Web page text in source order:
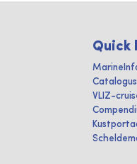
Quick
VLIZ-